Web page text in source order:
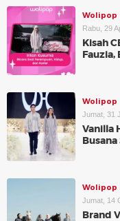
Wolipop
Rabu, 29
Kisah
Wolipop
Jumat, 31
Vanilla
Wolipop
Jumat, 14
Brand